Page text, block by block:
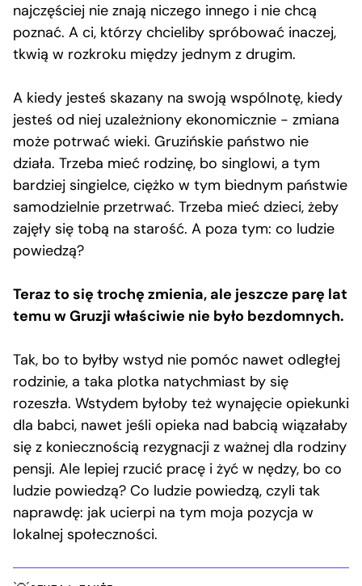
najczęściej nie znają niczego innego i nie chcą
poznać. A ci, którzy chcieliby spróbować inaczej,
tkwią w rozkroku między jednym z drugim.
A kiedy jesteś skazany na swoją wspólnotę, kiedy
jesteś od niej uzależniony ekonomicznie − zmiana
może potrwać wieki. Gruzińskie państwo nie
działa. Trzeba mieć rodzinę, bo singlowi, a tym
bardziej singielce, ciężko w tym biednym państwie
samodzielnie przetrwać. Trzeba mieć dzieci, żeby
zajęły się tobą na starość. A poza tym: co ludzie
powiedzą?
Teraz to się trochę zmienia, ale jeszcze parę lat
temu w Gruzji właściwie nie było bezdomnych.
Tak, bo to byłby wstyd nie pomóc nawet odległej
rodzinie, a taka plotka natychmiast by się
rozeszła. Wstydem byłoby też wynajęcie opiekunki
dla babci, nawet jeśli opieka nad babcią wiązałaby
się z koniecznością rezygnacji z ważnej dla rodziny
pensji. Ale lepiej rzucić pracę i żyć w nędzy, bo co
ludzie powiedzą? Co ludzie powiedzą, czyli tak
naprawdę: jak ucierpi na tym moja pozycja w
lokalnej społeczności.